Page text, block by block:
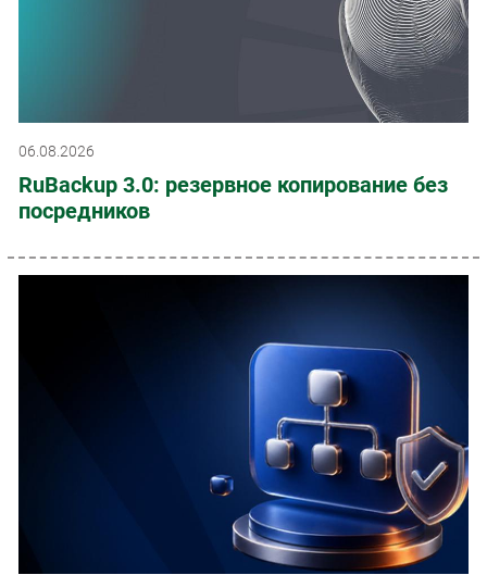
06.08.2026
RuBackup 3.0: резервное копирование без
посредников